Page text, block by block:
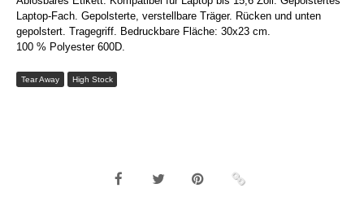
Laptop-Fach. Gepolsterte, verstellbare Träger. Rücken und unten
gepolstert. Tragegriff. Bedruckbare Fläche: 30x23 cm.
100 % Polyester 600D.
Tear Away High Stock